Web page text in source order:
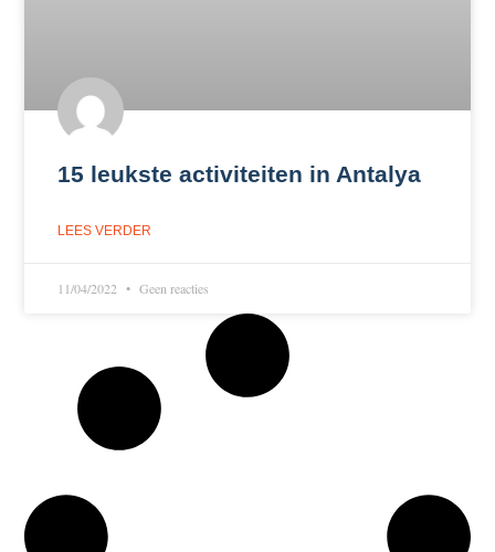
15 leukste activiteiten in Antalya
LEES VERDER
11/04/2022 Geen reacties